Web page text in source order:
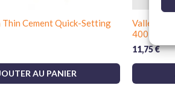
Thin Cement Quick-Setting
AU PANIER
Vallejo
400 ml
11,75€